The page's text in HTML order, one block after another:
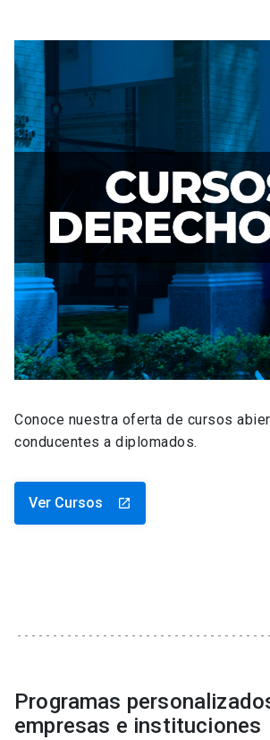
Conoce nuestra oferta de cursos
conducentes a diplomados.
Ver Cursos launch
Programas
empresas e instituciones